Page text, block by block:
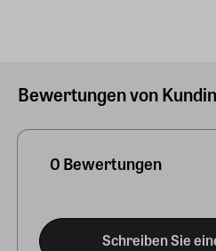
Bewertungen von
0 Bewertungen
Schreiben Sie